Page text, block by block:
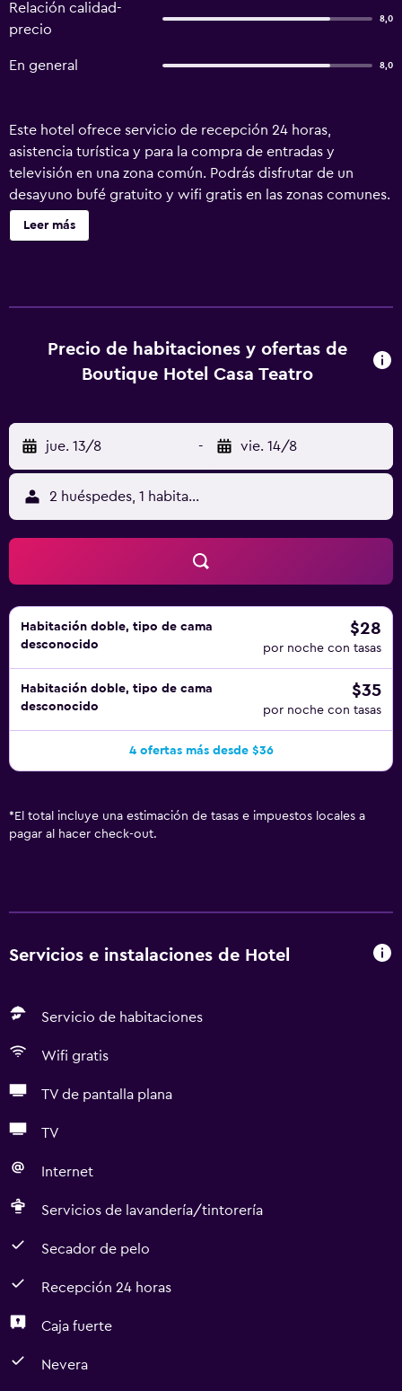
Relación calidad-
precio
8,0
En general 8,0
Este hotel ofrece servicio de recepción 24 horas,
asistencia turística y para la compra de entradas y
televisión en una zona común. Podrás disfrutar de un
desayuno bufé gratuito y wifi gratis en las zonas comunes.
Otras instalaciones incluyen personal multilingüe.
Boutique Hotel Casa Teatro ofrece 14 alojamientos con
con canales por satélite. Los baños están equipados con
ducha. Los huéspedes pueden navegar por la web gracias
cama hipoalergénicos.
Leer más
Precio de habitaciones y ofertas de
Boutique Hotel Casa Teatro
jue. 13/8 - vie. 14/8
2 huéspedes, 1 habitación
Habitación doble, tipo de cama
desconocido
$28
por noche con tasas
Habitación doble, tipo de cama
desconocido
$35
por noche con tasas
4 ofertas más desde $36
* El total incluye una estimación de tasas e impuestos locales a
pagar al hacer check-out.
Servicios e instalaciones de Hotel
Servicio de habitaciones
Wifi gratis
TV de pantalla plana
TV
Internet
Servicios de lavandería/tintorería
Secador de pelo
Recepción 24 horas
Caja fuerte
Nevera